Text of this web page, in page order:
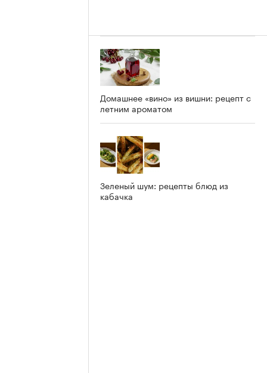
Домашнее «вино» из вишни: рецепт с
летним ароматом
Зеленый шум: рецепты блюд из
кабачка